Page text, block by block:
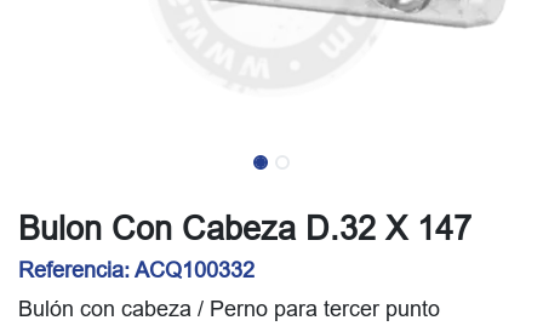
Bulon Con Cabeza D.32 X 147
Referencia:ACQ100332
Bulón con cabeza / Perno para tercer punto